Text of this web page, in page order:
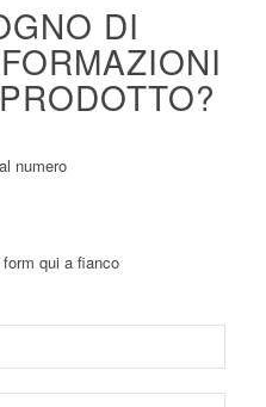
DI
numero
qui a fianco